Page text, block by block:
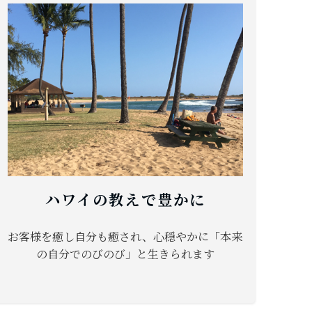
ハワイの教えで豊かに
お客様を癒し自分も癒され、心穏やかに「本来
の自分でのびのび」と生きられます